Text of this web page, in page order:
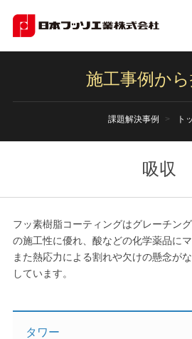
施工事例か
課題解決事例 ト
吸収
フッ素樹脂コーティングはグレーチン
の施工性に優れ、酸などの化学薬品に
また熱応力による割れや欠けの懸念が
しています。
タワー